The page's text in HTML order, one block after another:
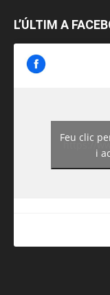
L’ÚLTIM A
https://
Feu clic
i